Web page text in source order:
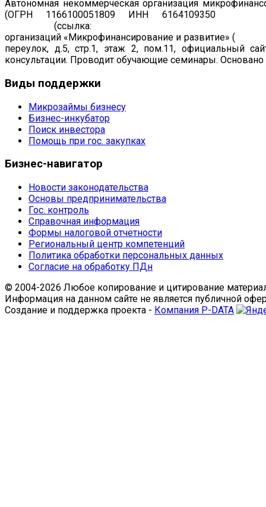
Автономная некоммерческая организация
(ОГРН 1166100051809 ИНН 6164109350
(ссылка:
организаций «Микрофинансирование и развитие» (рег.
переулок, д.5, стр.1, этаж 2, пом.11, официальный
консультации. Проводит обучающие семинары. Основано
Виды поддержки
Микрозаймы бизнесу
Бизнес-инкубатор
Поиск инвестора
Помощь при гос. закупках
Бизнес-навигатор
Новости законодательства
Основы предпринимательства
Гос. контроль
Справочная информация
Формы налоговой отчетности
Региональный центр компетенций
Политика обработки персональных данных
Согласие на обработку ПДн
© 2004-2026 Любое копирование и цитирование
Информация на данном сайте не является публичной
Создание и поддержка проекта - Компания P-DATA